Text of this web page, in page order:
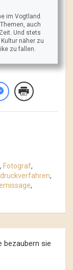
im Vogtland.
auch
Und stets
näher zu
zu fallen.
, Fotograf,
,
,
bezaubern sie